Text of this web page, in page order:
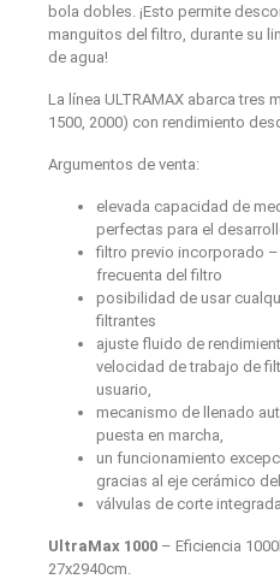
bola dobles. ¡Esto permite
manguitos del filtro, durante su
de agua!
La línea ULTRAMAX abarca tres
1500, 2000) con rendimiento
Argumentos de venta:
elevada capacidad de
perfectas para el
filtro previo incorporado
frecuenta del filtro
posibilidad de usar
filtrantes
ajuste fluido de
velocidad de trabajo de
usuario,
mecanismo de llenado
puesta en marcha,
un funcionamiento
gracias al eje cerámico
válvulas de corte
UltraMax 1000 – Eficiencia
27x2940cm.